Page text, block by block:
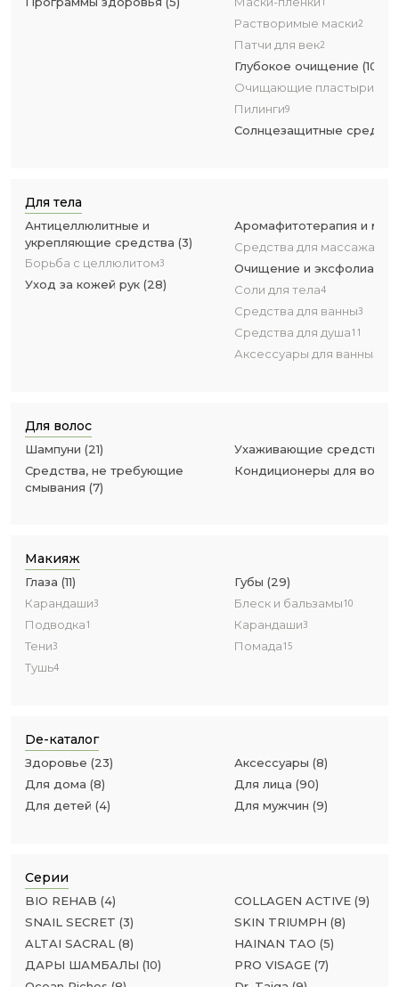
Растворимые маски2
Патчи для век2
Глубокое очищение (10
Очищающие пластыри для
Пилинги9
Солнцезащитные
Для тела
Антицеллюлитные и
укрепляющие средства (3)
Борьба с целлюлитом3
Уход за кожей рук (28)
Аромафитотерапия и
Средства для массажа
Очищение и эксфолиация
Соли для тела4
Средства для ванны3
Средства для душа11
Аксессуары для ванны2
Для волос
Шампуни (21)
Средства, не требующие
смывания (7)
Ухаживающие средства
Кондиционеры для волос
Макияж
Глаза (11)
Карандаши3
Подводка1
Тени3
Тушь4
Губы (29)
Блеск и бальзамы10
Карандаши3
Помада15
De-каталог
Здоровье (23)
Для дома (8)
Для детей (4)
Аксессуары (8)
Для лица (90)
Для мужчин (9)
Серии
BIO REHAB (4)
SNAIL SECRET (3)
ALTAI SACRAL (8)
ДАРЫ ШАМБАЛЫ (10)
COLLAGEN ACTIVE (9)
SKIN TRIUMPH (8)
HAINAN TAO (5)
PRO VISAGE (7)